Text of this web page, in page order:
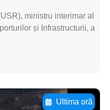
ministru interimar al
și Infrastructurii, a
Ultima oră